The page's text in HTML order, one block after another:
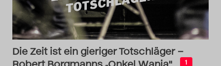
Die Zeit ist ein gieriger Totschläger –
Robert Borgmanns „Onkel Wanja"
1